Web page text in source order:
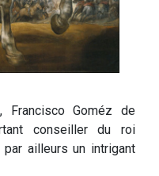
Goméz de
conseiller du roi
ailleurs un intrigant